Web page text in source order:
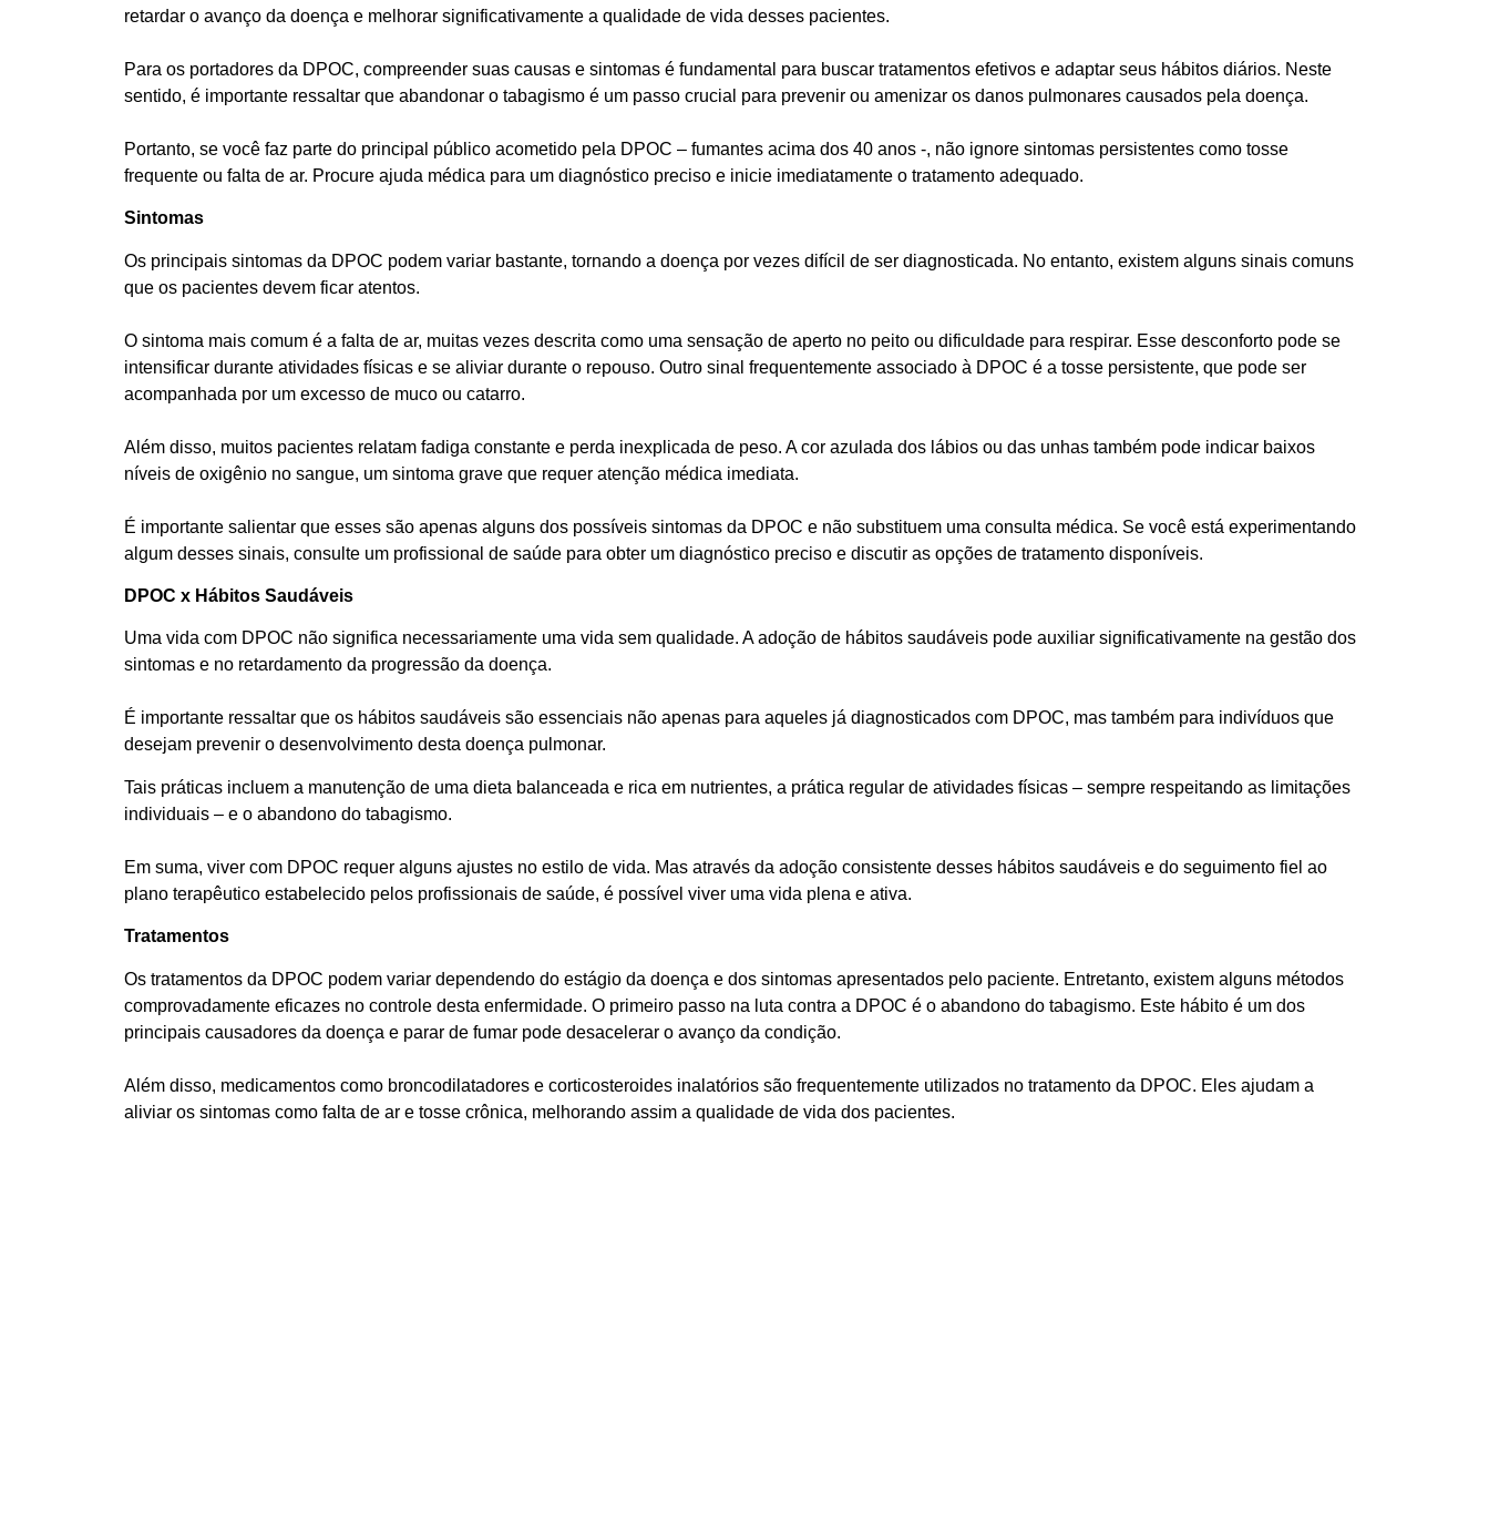
retardar o avanço da doença e melhorar significativamente a qualidade de vida desses pacientes.
Para os portadores da DPOC, compreender suas causas e sintomas é fundamental para buscar tratamentos efetivos e adaptar seus hábitos diários. Neste
sentido, é importante ressaltar que abandonar o tabagismo é um passo crucial para prevenir ou amenizar os danos pulmonares causados pela doença.
Portanto, se você faz parte do principal público acometido pela DPOC – fumantes acima dos 40 anos -, não ignore sintomas persistentes como tosse
frequente ou falta de ar. Procure ajuda médica para um diagnóstico preciso e inicie imediatamente o tratamento adequado.
Sintomas
Os principais sintomas da DPOC podem variar bastante, tornando a doença por vezes difícil de ser diagnosticada. No entanto, existem alguns sinais comuns
que os pacientes devem ficar atentos.
O sintoma mais comum é a falta de ar, muitas vezes descrita como uma sensação de aperto no peito ou dificuldade para respirar. Esse desconforto pode se
intensificar durante atividades físicas e se aliviar durante o repouso. Outro sinal frequentemente associado à DPOC é a tosse persistente, que pode ser
acompanhada por um excesso de muco ou catarro.
Além disso, muitos pacientes relatam fadiga constante e perda inexplicada de peso. A cor azulada dos lábios ou das unhas também pode indicar baixos
níveis de oxigênio no sangue, um sintoma grave que requer atenção médica imediata.
É importante salientar que esses são apenas alguns dos possíveis sintomas da DPOC e não substituem uma consulta médica. Se você está experimentando
algum desses sinais, consulte um profissional de saúde para obter um diagnóstico preciso e discutir as opções de tratamento disponíveis.
DPOC x Hábitos Saudáveis
Uma vida com DPOC não significa necessariamente uma vida sem qualidade. A adoção de hábitos saudáveis pode auxiliar significativamente na gestão dos
sintomas e no retardamento da progressão da doença.
É importante ressaltar que os hábitos saudáveis são essenciais não apenas para aqueles já diagnosticados com DPOC, mas também para indivíduos que
desejam prevenir o desenvolvimento desta doença pulmonar.
Tais práticas incluem a manutenção de uma dieta balanceada e rica em nutrientes, a prática regular de atividades físicas – sempre respeitando as limitações
individuais – e o abandono do tabagismo.
Em suma, viver com DPOC requer alguns ajustes no estilo de vida. Mas através da adoção consistente desses hábitos saudáveis e do seguimento fiel ao
plano terapêutico estabelecido pelos profissionais de saúde, é possível viver uma vida plena e ativa.
Tratamentos
Os tratamentos da DPOC podem variar dependendo do estágio da doença e dos sintomas apresentados pelo paciente. Entretanto, existem alguns métodos
comprovadamente eficazes no controle desta enfermidade. O primeiro passo na luta contra a DPOC é o abandono do tabagismo. Este hábito é um dos
principais causadores da doença e parar de fumar pode desacelerar o avanço da condição.
Além disso, medicamentos como broncodilatadores e corticosteroides inalatórios são frequentemente utilizados no tratamento da DPOC. Eles ajudam a
aliviar os sintomas como falta de ar e tosse crônica, melhorando assim a qualidade de vida dos pacientes.